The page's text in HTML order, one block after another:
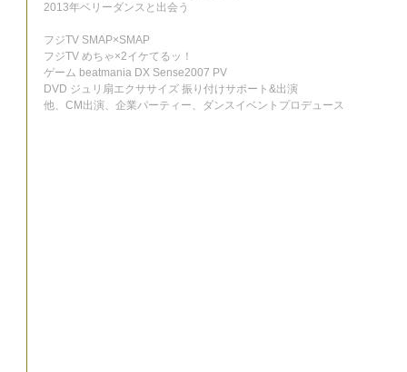
2013年ベリーダンスと出会う
フジTV SMAP×SMAP
フジTV めちゃ×2イケてるッ！
ゲーム beatmania DX Sense2007 PV
DVD ジュリ扇エクササイズ 振り付けサポート&出演
他、CM出演、企業パーティー、ダンスイベントプロデュース